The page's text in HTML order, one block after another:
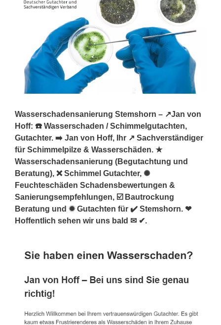
Wasserschadensanierung Stemshorn – ↗️Jan von
Hoff: ☎️ Wasserschaden / Schimmelgutachten,
Gutachter. ➡️ Jan von Hoff, Ihr ↗️ Sachverständiger
für Schimmelpilze & Wasserschäden. ★
Wasserschadensanierung (Begutachtung und
Beratung), ❌ Schimmel Gutachter, ✺
Feuchteschäden Schadensbewertungen &
Sanierungsempfehlungen, ☑️ Bautrockung
Beratung und ✹ Gutachten für ✔️ Stemshorn. ❤
Hoffentlich sehen wir uns bald ✉ ✔.